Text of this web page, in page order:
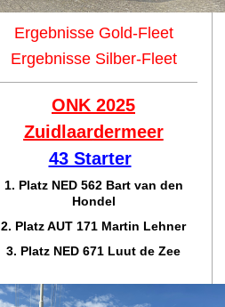
Ergebnisse Gold-Fleet
Ergebnisse Silber-Fleet
ONK 2025
Zuidlaardermeer
43 Starter
1. Platz NED 562 Bart van den
Hondel
2. Platz AUT 171 Martin Lehner
3. Platz NED 671 Luut de Zee